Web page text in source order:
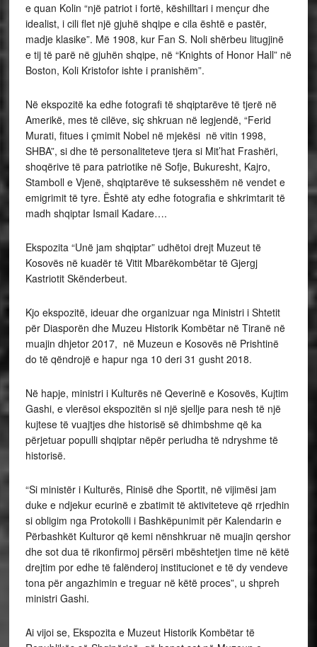
e quan Kolin “një patriot i fortë, këshilltari i mençur dhe
idealist, i cili flet një gjuhë shqipe e cila është e pastër,
madje klasike”. Më 1908, kur Fan S. Noli shërbeu litugjinë
e tij të parë në gjuhën shqipe, në “Knights of Honor Hall” në
Boston, Koli Kristofor ishte i pranishëm”.
Në ekspozitë ka edhe fotografi të shqiptarëve të tjerë në
Amerikë, mes të cilëve, siç shkruan në legjendë, “Ferid
Murati, fitues i çmimit Nobel në mjekësi në vitin 1998,
SHBA”, si dhe të personaliteteve tjera si Mit’hat Frashëri,
shoqërive të para patriotike në Sofje, Bukuresht, Kajro,
Stamboll e Vjenë, shqiptarëve të suksesshëm në vendet e
emigrimit të tyre. Është aty edhe fotografia e shkrimtarit të
madh shqiptar Ismail Kadare….
Ekspozita “Unë jam shqiptar” udhëtoi drejt Muzeut të
Kosovës në kuadër të Vitit Mbarëkombëtar të Gjergj
Kastriotit Skënderbeut.
Kjo ekspozitë, ideuar dhe organizuar nga Ministri i Shtetit
për Diasporën dhe Muzeu Historik Kombëtar në Tiranë në
muajin dhjetor 2017, në Muzeun e Kosovës në Prishtinë
do të qëndrojë e hapur nga 10 deri 31 gusht 2018.
Në hapje, ministri i Kulturës në Qeverinë e Kosovës, Kujtim
Gashi, e vlerësoi ekspozitën si një sjellje para nesh të një
kujtese të vuajtjes dhe historisë së dhimbshme që ka
përjetuar populli shqiptar nëpër periudha të ndryshme të
historisë.
“Si ministër i Kulturës, Rinisë dhe Sportit, në vijimësi jam
duke e ndjekur ecurinë e zbatimit të aktiviteteve që rrjedhin
si obligim nga Protokolli i Bashkëpunimit për Kalendarin e
Përbashkët Kulturor që kemi nënshkruar në muajin qershor
dhe sot dua të rikonfirmoj përsëri mbështetjen time në këtë
drejtim por edhe të falënderoj institucionet e të dy vendeve
tona për angazhimin e treguar në këtë proces”, u shpreh
ministri Gashi.
Ai vijoi se, Ekspozita e Muzeut Historik Kombëtar të